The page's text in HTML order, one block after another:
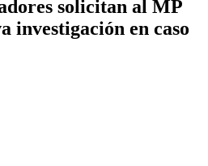
solicitan al MP
investigación en caso